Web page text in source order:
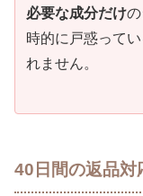
必要な成分だけ
時的に戸惑って
れません。
40日間の返品対